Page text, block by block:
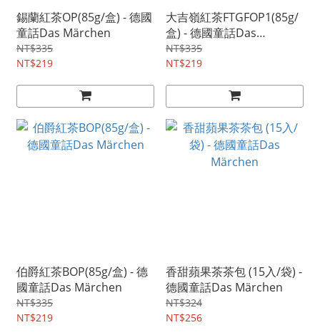
錫蘭紅茶OP(85g/盒) - 德國
童話Das Märchen
NT$335
NT$219
大吉嶺紅茶FTGFOP1(85g/
盒) - 德國童話Das
Märchen
NT$335
NT$219
伯爵紅茶BOP(85g/盒) - 德
國童話Das Märchen
NT$335
NT$219
香甜蘋果茶茶包 (15入/袋) -
德國童話Das Märchen
NT$324
NT$256